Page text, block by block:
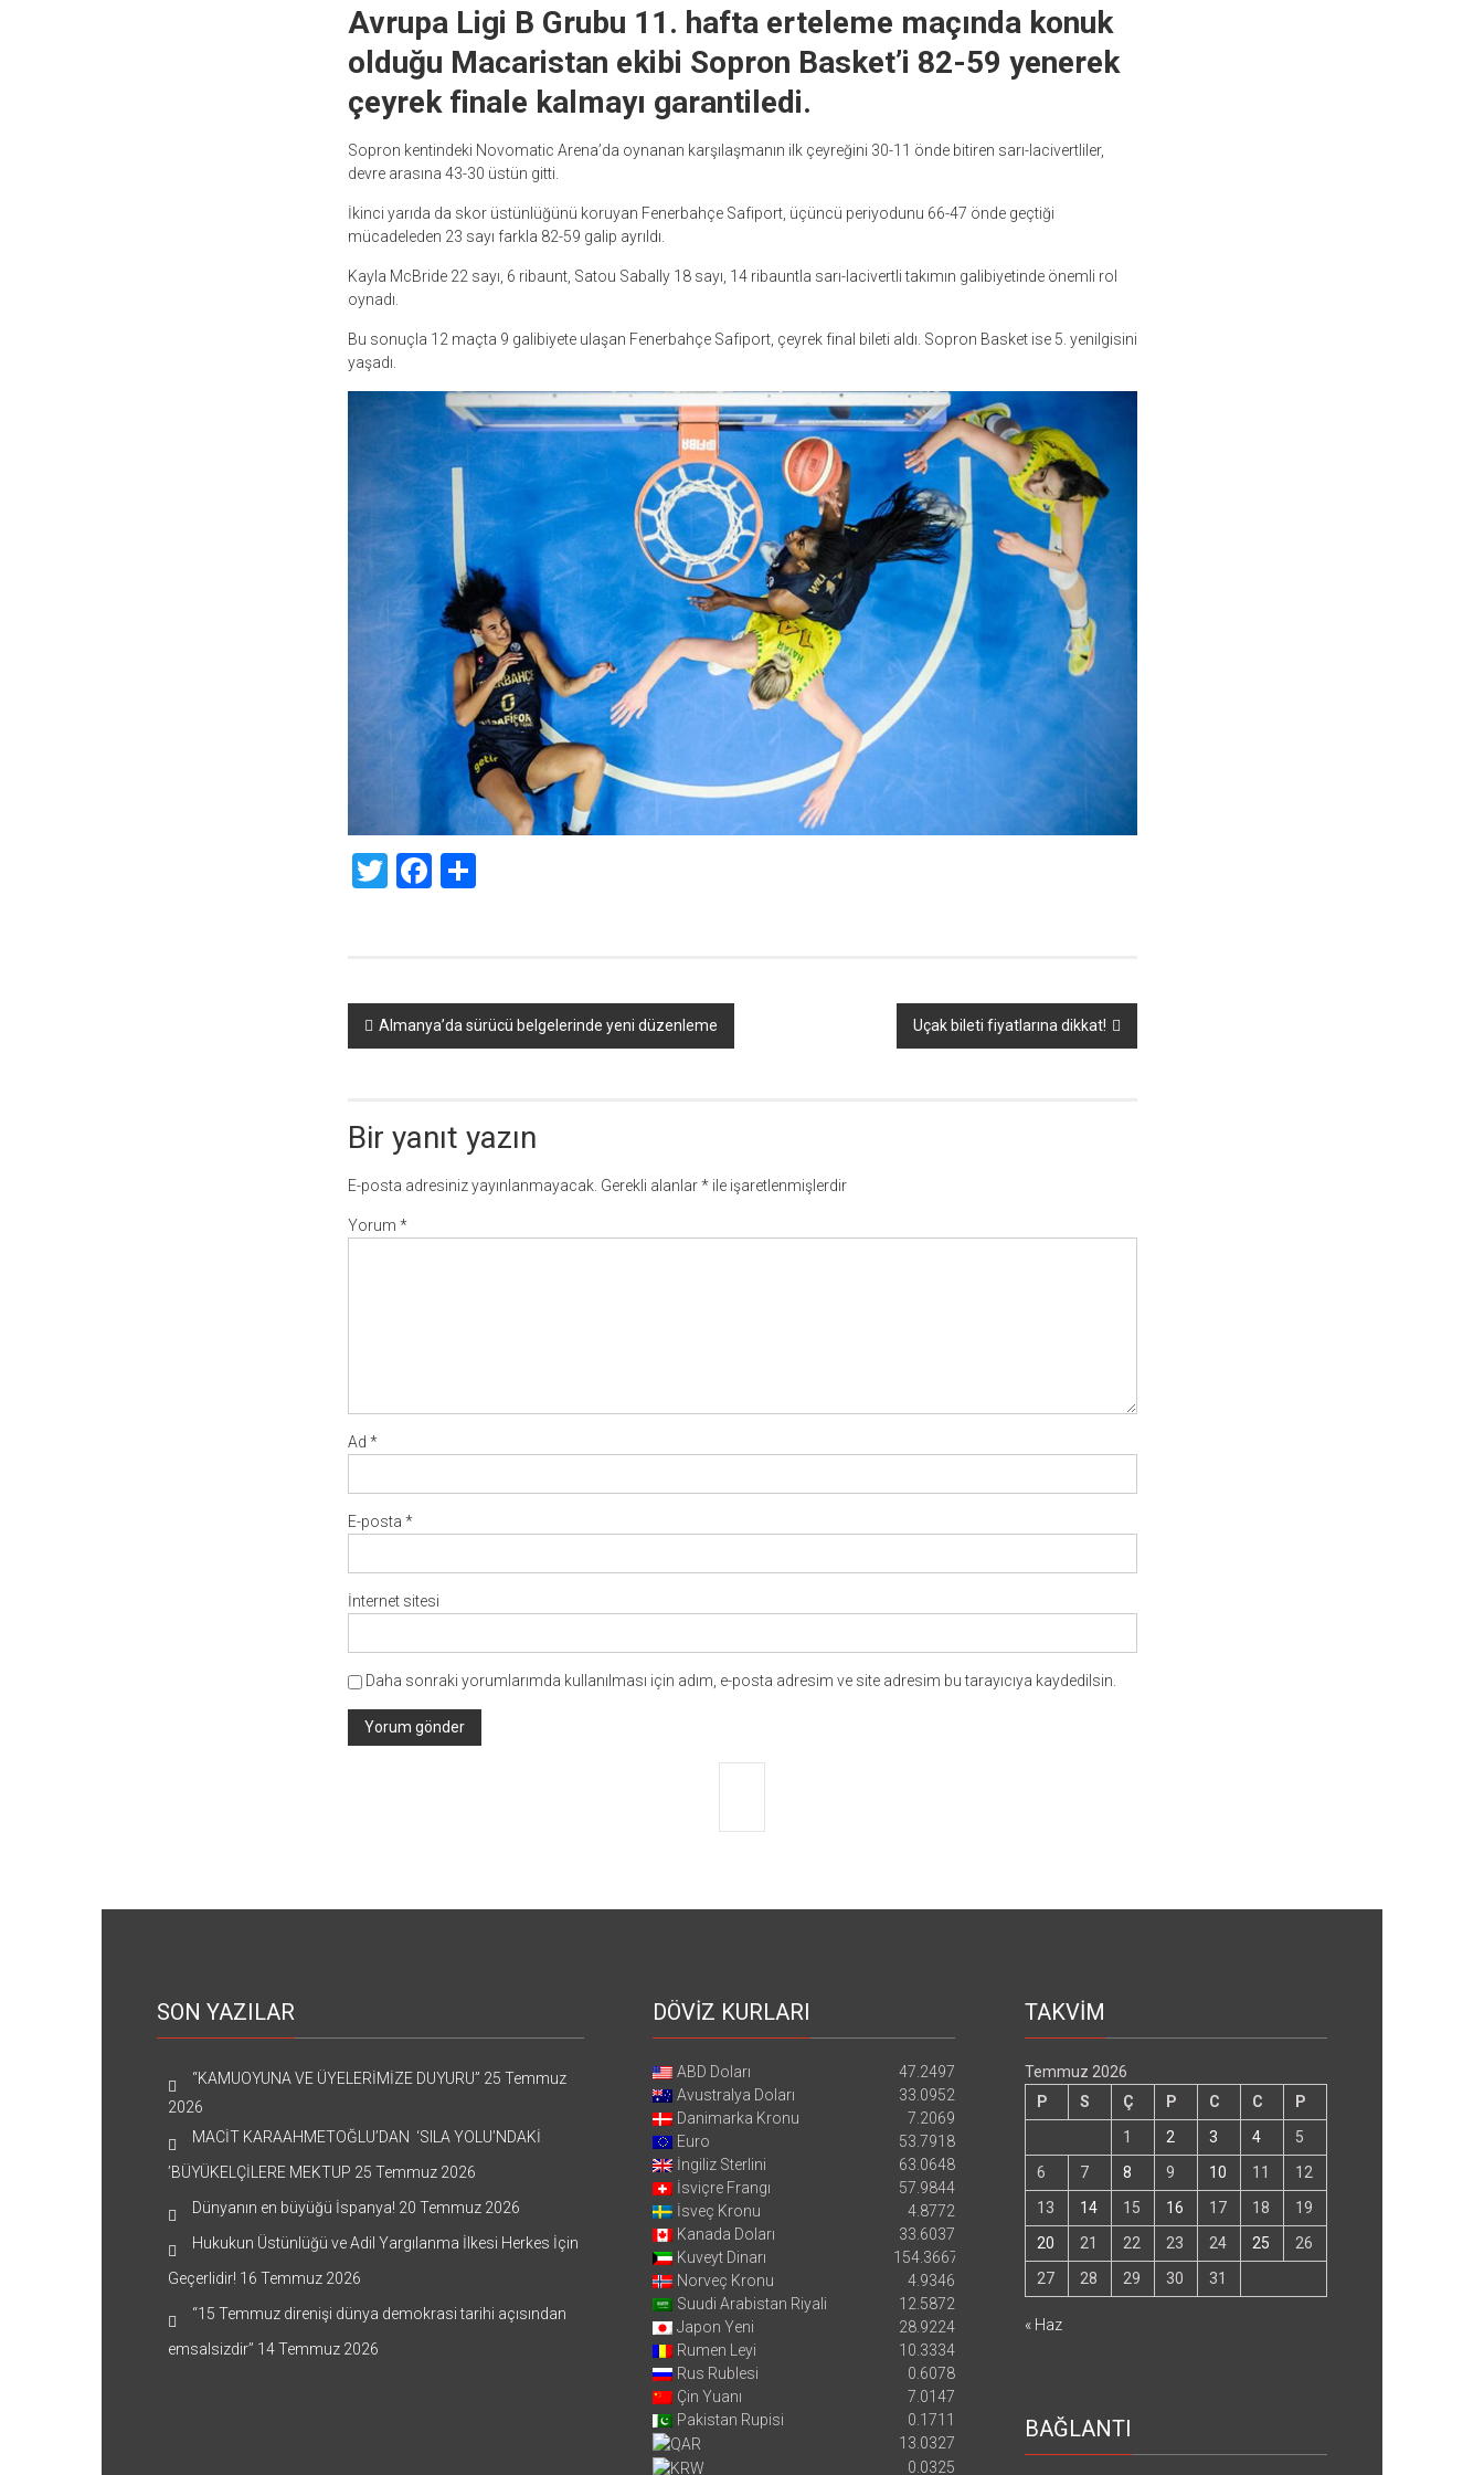
Avrupa Ligi B Grubu 11. hafta erteleme maçında konuk
olduğu Macaristan ekibi Sopron Basket’i 82-59 yenerek
çeyrek finale kalmayı garantiledi.
Sopron kentindeki Novomatic Arena’da oynanan karşılaşmanın ilk çeyreğini 30-11 önde bitiren sarı-lacivertliler,
devre arasına 43-30 üstün gitti.
İkinci yarıda da skor üstünlüğünü koruyan Fenerbahçe Safiport, üçüncü periyodunu 66-47 önde geçtiği
mücadeleden 23 sayı farkla 82-59 galip ayrıldı.
Kayla McBride 22 sayı, 6 ribaunt, Satou Sabally 18 sayı, 14 ribauntla sarı-lacivertli takımın galibiyetinde önemli rol
oynadı.
Bu sonuçla 12 maçta 9 galibiyete ulaşan Fenerbahçe Safiport, çeyrek final bileti aldı. Sopron Basket ise 5. yenilgisini
yaşadı.
TwitterFacebook
Share
Yazı
dolaşımı
Almanya’da sürücü belgelerinde yeni düzenleme Uçak bileti fiyatlarına dikkat!
Bir yanıt yazın
E-posta adresiniz yayınlanmayacak. Gerekli alanlar*ile işaretlenmişlerdir
Yorum *
Ad *
E-posta *
İnternet sitesi
Daha sonraki yorumlarımda kullanılması için adım, e-posta adresim ve site adresim bu tarayıcıya kaydedilsin.
SON YAZILAR
“KAMUOYUNA VE ÜYELERİMİZE DUYURU” 25 Temmuz
2026
MACİT KARAAHMETOĞLU’DAN ‘SILA YOLU’NDAKİ
’BÜYÜKELÇİLERE MEKTUP 25 Temmuz 2026
Dünyanın en büyüğü İspanya! 20 Temmuz 2026
Hukukun Üstünlüğü ve Adil Yargılanma İlkesi Herkes İçin
Geçerlidir! 16 Temmuz 2026
“15 Temmuz direnişi dünya demokrasi tarihi açısından
emsalsizdir” 14 Temmuz 2026
DÖVİZ KURLARI
ABD Doları
47.2497
Avustralya Doları
33.0952
Danimarka Kronu
7.2069
Euro
53.7918
İngiliz Sterlini
63.0648
İsviçre Frangı
57.9844
İsveç Kronu
4.8772
Kanada Doları
33.6037
Kuveyt Dinarı
154.3667
Norveç Kronu
4.9346
Suudi Arabistan Riyali
12.5872
Japon Yeni
28.9224
Rumen Leyi
10.3334
Rus Rublesi
0.6078
Çin Yuanı
7.0147
Pakistan Rupisi
0.1711
13.0327
0.0325
TAKVİM
Temmuz 2026
P
S Ç P C C
P
1
2 3 4
5
6
7 8 9 10 11
12
13
14 15 16 17 18
19
20
21 22 23 24 25
26
27
28 29 30 31
« Haz
BAĞLANTI